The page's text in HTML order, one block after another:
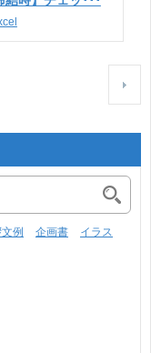
例 企画書
イラス